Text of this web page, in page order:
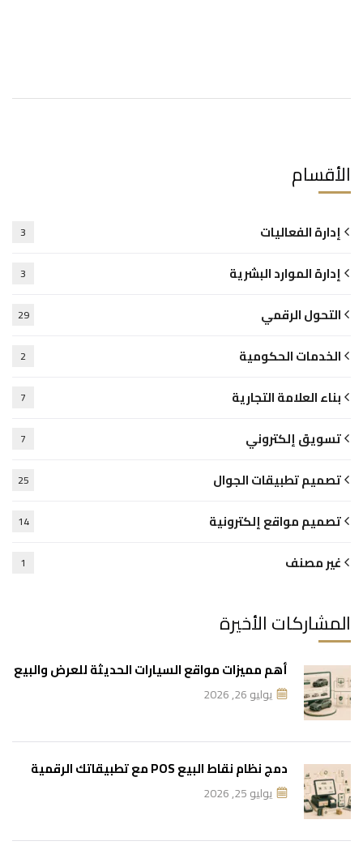
الأقسام
إدارة الفعاليات 3
إدارة الموارد البشرية 3
التحول الرقمي 29
الخدمات الحكومية 2
بناء العلامة التجارية 7
تسويق إلكتروني 7
تصميم تطبيقات الجوال 25
تصميم مواقع إلكترونية 14
غير مصنف 1
المشاركات الأخيرة
أهم مميزات مواقع السيارات الحديثة للعرض والبيع
يوليو 26, 2026
دمج نظام نقاط البيع POS مع تطبيقاتك الرقمية
يوليو 25, 2026